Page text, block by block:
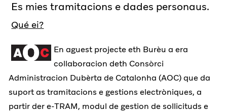
Es mies tramitacions e dades personaus.
Qué ei?
En aguest projecte eth Burèu a era
collaboracion deth Consòrci
Administracion Dubèrta de Catalonha (AOC) que da
suport as tramitacions e gestions electròniques, a
partir der e-TRAM, modul de gestion de sollicituds e